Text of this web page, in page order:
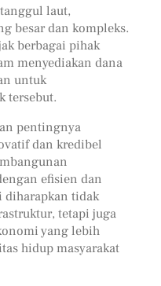
laut,
besar dan kompleks.
berbagai pihak
menyediakan dana
untuk
tersebut.
pentingnya
dan kredibel
efisien dan
tidak
tetapi juga
yang lebih
hidup masyarakat